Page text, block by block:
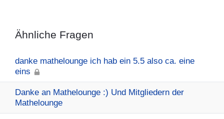
Ähnliche Fragen
danke mathelounge ich hab ein 5.5 also ca. eine
eins
Danke an Mathelounge :) Und Mitgliedern der
Mathelounge